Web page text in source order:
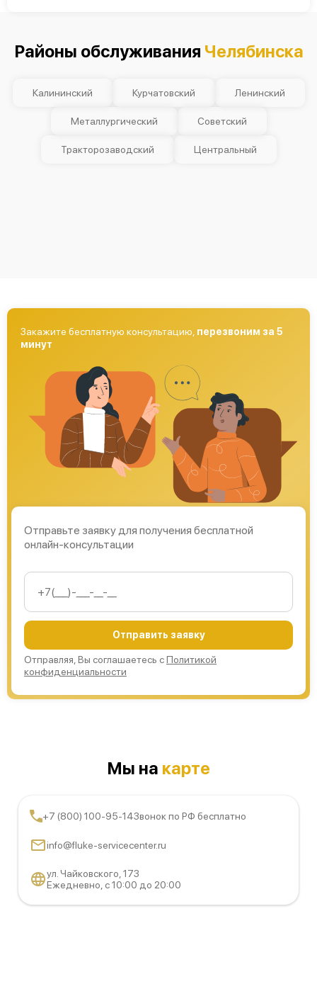
Районы обслуживания Челябинска
Калининский Курчатовский Ленинский
Металлургический Советский
Тракторозаводский Центральный
Отправьте заявку для получения бесплатной
онлайн-консультации
Отправить заявку
Отправляя, Вы соглашаетесь сПолитикой
конфиденциальности
Закажите бесплатную консультацию, перезвоним за 5
минут
Мы на карте
+7 (800) 100-95-14Звонок по РФ бесплатно
info@fluke-servicecenter.ru
ул. Чайковского, 173
Ежедневно, с 10:00 до 20:00